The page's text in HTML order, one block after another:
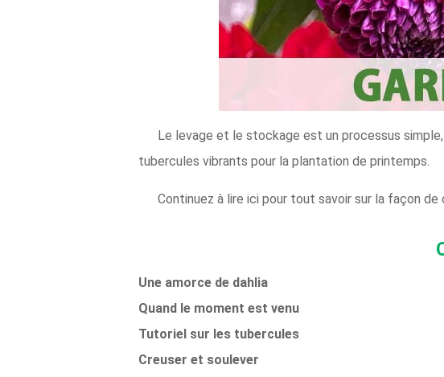
Le levage et le stockage est un processus
tubercules vibrants pour la plantation de printemps.
Continuez à lire ici pour tout savoir sur la façon de
Une amorce de dahlia
Quand le moment est venu
Tutoriel sur les tubercules
Creuser et soulever